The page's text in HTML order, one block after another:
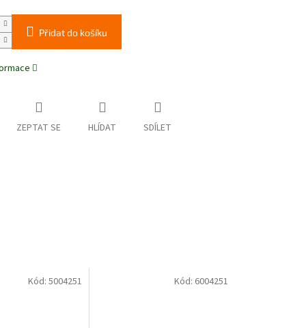
Přidat do košíku
ZEPTAT SE HLÍDAT SDÍLET
Kód: 5004251 Kód: 6004251